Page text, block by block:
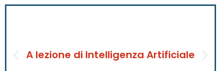
A lezione di Intelligenza Artificiale